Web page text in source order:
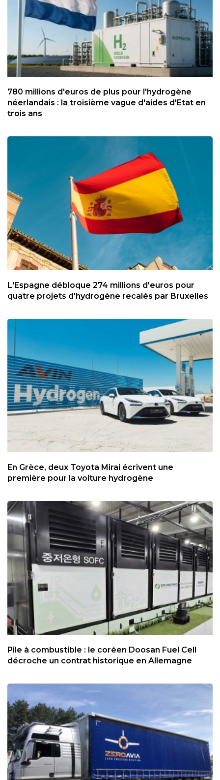
780 millions d'euros de plus pour l'hydrogène
néerlandais : la troisième vague d'aides d'Etat en
trois ans
L'Espagne débloque 274 millions d'euros pour
quatre projets d'hydrogène recalés par Bruxelles
En Grèce, deux Toyota Mirai écrivent une
première pour la voiture hydrogène
Pile à combustible : le coréen Doosan Fuel Cell
décroche un contrat historique en Allemagne